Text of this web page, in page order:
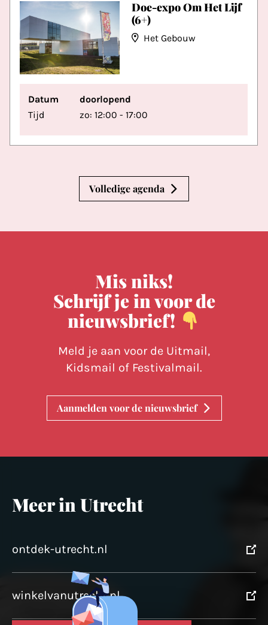
Doe-expo Om Het Lijf
(6+)
Het Gebouw
Datum
doorlopend
Tijd
zo: 12:00 - 17:00
Volledige agenda
Mis niks!
Schrijf je in voor de
nieuwsbrief!
Meld je aan voor de Uitmail,
Kidsmail of Festivalmail.
Aanmelden voor de nieuwsbrief
Meer in Utrecht
ontdek-utrecht.nl
winkelvanutrecht.nl